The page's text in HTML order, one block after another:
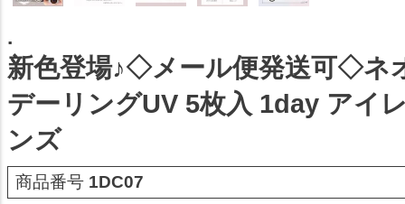
.
新色登場♪◇メール便発送可◇ネ
デーリングUV 5枚入 1day アイ
ンズ
商品番号 1DC07